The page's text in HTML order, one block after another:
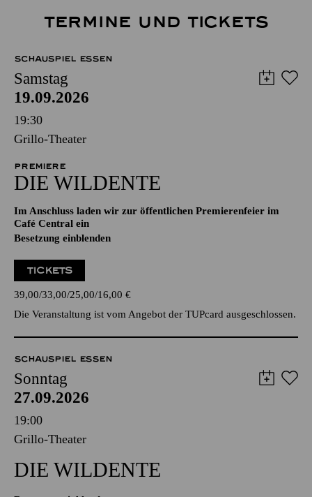
TERMINE UND TICKETS
SCHAUSPIEL ESSEN
Samstag
19.09.2026
19:30
Grillo-Theater
PREMIERE
DIE WILDENTE
Im Anschluss laden wir zur öffentlichen Premierenfeier im
Café Central ein
Besetzung einblenden
TICKETS
39,00 33,00 25,00 16,00 €
Die Veranstaltung ist vom Angebot der TUPcard ausgeschlossen.
SCHAUSPIEL ESSEN
Sonntag
27.09.2026
19:00
Grillo-Theater
DIE WILDENTE